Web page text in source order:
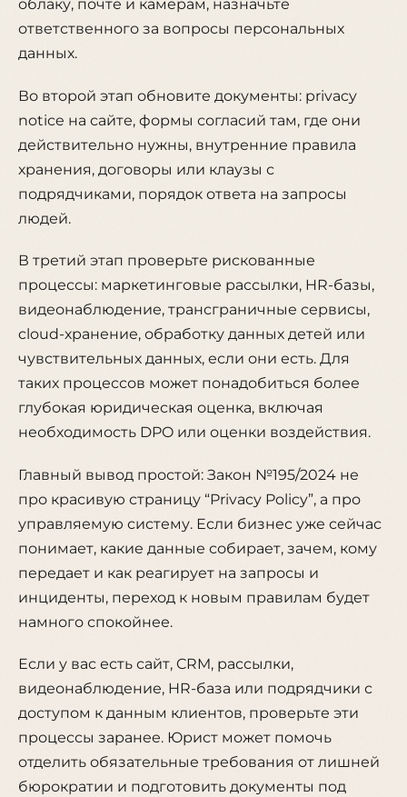
облаку, почте и камерам, назначьте
ответственного за вопросы персональных
данных.
Во второй этап обновите документы: privacy
notice на сайте, формы согласий там, где они
действительно нужны, внутренние правила
хранения, договоры или клаузы с
подрядчиками, порядок ответа на запросы
людей.
В третий этап проверьте рискованные
процессы: маркетинговые рассылки, HR-базы,
видеонаблюдение, трансграничные сервисы,
cloud-хранение, обработку данных детей или
чувствительных данных, если они есть. Для
таких процессов может понадобиться более
глубокая юридическая оценка, включая
необходимость DPO или оценки воздействия.
Главный вывод простой: Закон №195/2024 не
про красивую страницу “Privacy Policy”, а про
управляемую систему. Если бизнес уже сейчас
понимает, какие данные собирает, зачем, кому
передает и как реагирует на запросы и
инциденты, переход к новым правилам будет
намного спокойнее.
Если у вас есть сайт, CRM, рассылки,
видеонаблюдение, HR-база или подрядчики с
доступом к данным клиентов, проверьте эти
процессы заранее. Юрист может помочь
отделить обязательные требования от лишней
бюрократии и подготовить документы под